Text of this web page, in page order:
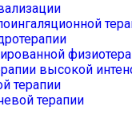
высокой
терапии
терапии